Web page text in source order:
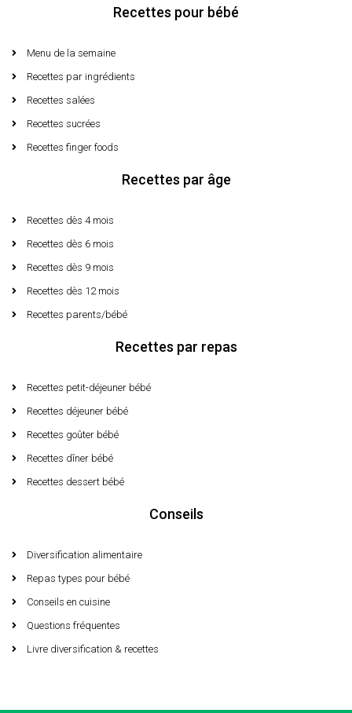
Recettes pour bébé
Menu de la semaine​
Recettes par ingrédients
Recettes salées
Recettes sucrées
Recettes finger foods
Recettes par âge
Recettes dès 4 mois
Recettes dès 6 mois
Recettes dès 9 mois
Recettes dès 12 mois
Recettes parents/bébé
Recettes par repas
Recettes petit-déjeuner bébé
Recettes déjeuner bébé
Recettes goûter bébé
Recettes dîner bébé
Recettes dessert bébé
Conseils
Diversification alimentaire
Repas types pour bébé
Conseils en cuisine
Questions fréquentes
Livre diversification & recettes